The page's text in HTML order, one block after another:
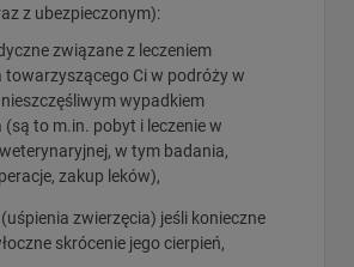
z ubezpieczonym):
związane z leczeniem
towarzyszącego Ci w podróży w
wypadkiem
(są to m.in. pobyt i leczenie w
w tym badania,
zakup leków),
zwierzęcia) jeśli konieczne
skrócenie jego cierpień,